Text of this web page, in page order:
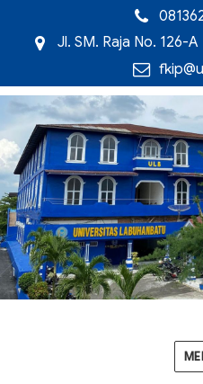
Jl. SM. Raja No. 126-